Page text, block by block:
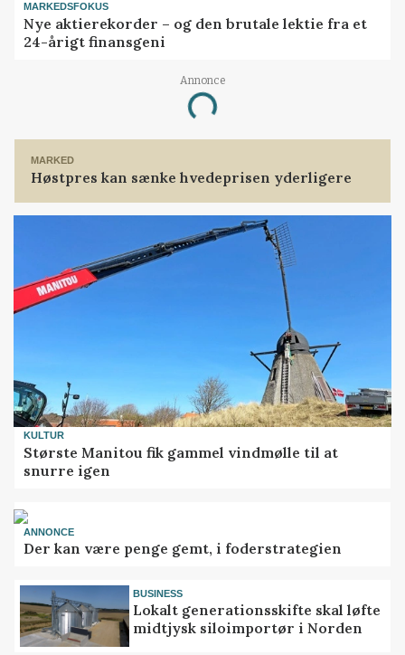
MARKEDSFOKUS
Nye aktierekorder – og den brutale lektie fra et
24-årigt finansgeni
Annonce
Loading...
MARKED
Høstpres kan sænke hvedeprisen yderligere
KULTUR
Største Manitou fik gammel vindmølle til at
snurre igen
ANNONCE
Der kan være penge gemt, i foderstrategien
BUSINESS
Lokalt generationsskifte skal løfte
midtjysk siloimportør i Norden